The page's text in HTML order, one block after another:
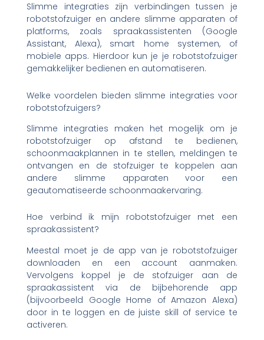
Slimme integraties zijn verbindingen tussen je
robotstofzuiger en andere slimme apparaten of
platforms, zoals spraakassistenten (Google
Assistant, Alexa), smart home systemen, of
mobiele apps. Hierdoor kun je je robotstofzuiger
gemakkelijker bedienen en automatiseren.
Welke voordelen bieden slimme integraties voor
robotstofzuigers?
Slimme integraties maken het mogelijk om je
robotstofzuiger op afstand te bedienen,
schoonmaakplannen in te stellen, meldingen te
ontvangen en de stofzuiger te koppelen aan
andere slimme apparaten voor een
geautomatiseerde schoonmaakervaring.
Hoe verbind ik mijn robotstofzuiger met een
spraakassistent?
Meestal moet je de app van je robotstofzuiger
downloaden en een account aanmaken.
Vervolgens koppel je de stofzuiger aan de
spraakassistent via de bijbehorende app
(bijvoorbeeld Google Home of Amazon Alexa)
door in te loggen en de juiste skill of service te
activeren.